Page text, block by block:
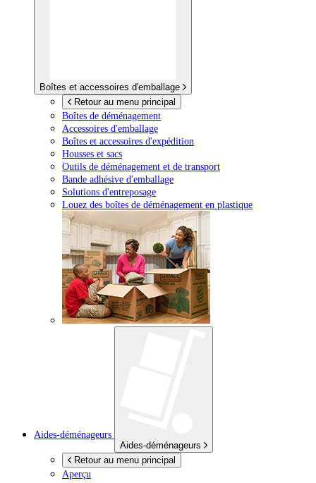
Boîtes et accessoires d'emballage
Retour au menu principal
Boîtes de déménagement
Accessoires d'emballage
Boîtes et accessoires d'expédition
Housses et sacs
Outils de déménagement et de transport
Bande adhésive d'emballage
Solutions d'entreposage
Louez des boîtes de déménagement en plastique
Aides-déménageurs
Aides-déménageurs
Retour au menu principal
Aperçu